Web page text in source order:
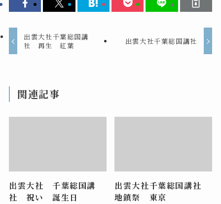
出雲大社千葉総国講
社 再生 紅葉
出雲大社千葉総国講社
関連記事
出雲大社 千葉総国講
社 祝い 誕生日
出雲大社千葉総国講社
地鎮祭 東京